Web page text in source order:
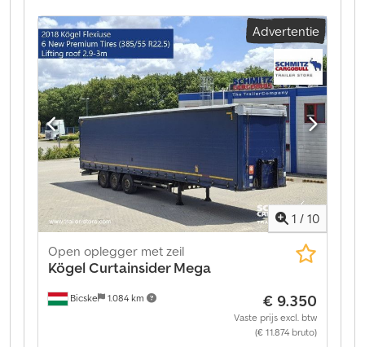
luchtvering, achterste onderrijbeveiliging,
elektronisch remsysteem (EBS), 1x15- en 2x7-polige
stekker, antispray. Een overzicht van alle beschikbare
voertuigen vindt u op onze website. Financiering
nodig? Wij bieden individuele
financieringsoplossingen, full-service contracten en
telematicadiensten. Wij adviseren u graag persoonlijk.
Dcsdpeztgxqsfx Am Hjk
Advertentie
1 / 10
Bicske 1.084 km
Open oplegger met zeil
KögelCurtainsider Mega
€ 9.350
Vaste prijs excl. btw
(€ 11.874 bruto)